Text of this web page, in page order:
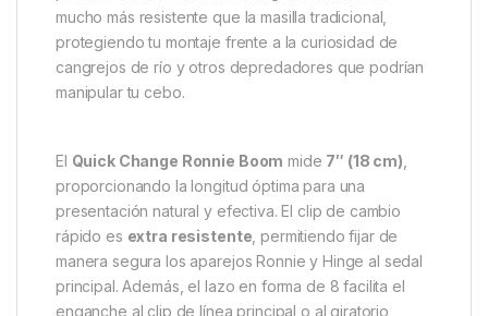
aparejosRonnieyHinge, lo que permite un cambio
rápido y sencillo de la sección de anzuelo, sin
comprometer la presentación ni la eficacia del cebo.
semi rígido, que actúa como contrapeso para
mantener el pop-up en la posición correcta. Esto
asegura que el aparejo se mantenga estable en el
clip, evitando que se desplace durante el lance o al
posarse en el fondo. Este manguito también es
mucho más resistente que la masilla tradicional,
protegiendo tu montaje frente a la curiosidad de